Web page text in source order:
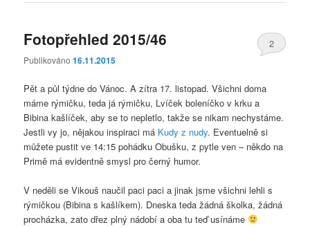
Fotopřehled 2015/46
Publikováno16.11.2015
2
Pět a půl týdne do Vánoc. A zítra 17. listopad. Všichni doma
máme rýmičku, teda já rýmičku, Lvíček boleníčko v krku a
Bibina kašlíček, aby se to nepletlo, takže se nikam nechystáme.
Jestli vy jo, nějakou inspiraci má Kudy z nudy. Eventuelně si
můžete pustit ve 14:15 pohádku Obušku, z pytle ven – někdo na
Primě má evidentně smysl pro černý humor.
V neděli se Vikouš naučil paci paci a jinak jsme všichni lehli s
rýmičkou (Bibina s kašlíkem). Dneska teda žádná školka, žádná
procházka, zato dřez plný nádobí a oba tu teď usínáme